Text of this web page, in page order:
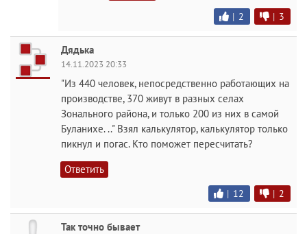
| 2 | 3
Дядька
14.11.2023 20:33
"Из 440 человек, непосредственно работающих на
производстве, 370 живут в разных селах
Зонального района, и только 200 из них в самой
Буланихе. .." Взял калькулятор, калькулятор только
пикнул и погас. Кто поможет пересчитать?
Ответить
| 12 | 2
Так точно бывает